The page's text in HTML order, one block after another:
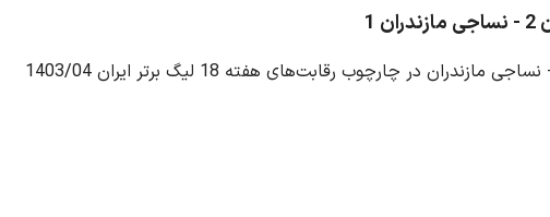
1
در چارچوب رقابت‌های هفته 18 لیگ برتر ایران 1403/04